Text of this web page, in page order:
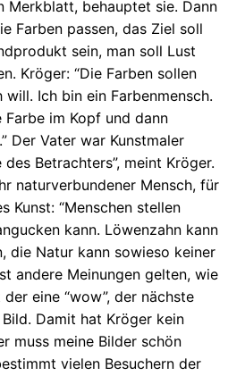
Merkblatt, behauptet sie. Dann
Farben passen, das Ziel soll
sein, man soll Lust
Kröger: “Die Farben sollen
Ich bin ein Farbenmensch.
Farbe im Kopf und dann
Der Vater war Kunstmaler
Betrachters”, meint Kröger.
naturverbundener Mensch, für
Kunst: “Menschen stellen
kann. Löwenzahn kann
die Natur kann sowieso keiner
andere Meinungen gelten, wie
eine “wow”, der nächste
Bild. Damit hat Kröger kein
muss meine Bilder schön
vielen Besuchern der